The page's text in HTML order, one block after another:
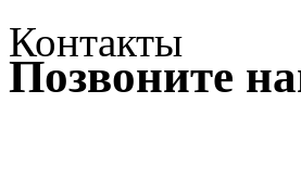
Контакты
Позвоните